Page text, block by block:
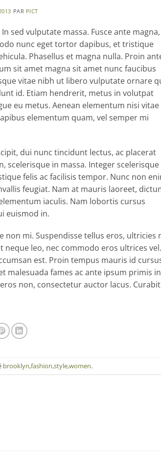
PAR PICT
sed vulputate massa. Fusce ante magna,
nunc eget tortor dapibus, et tristique
Phasellus et magna nulla. Proin
sit amet magna sit amet nunc faucibus
vitae nibh ut libero vulputate ornare
id. Etiam hendrerit, metus in volutpat
eu metus. Aenean elementum nisi vitae
elementum quam, vel semper mi
dui nunc tincidunt lectus, ac placerat
scelerisque in massa. Integer scelerisque
felis ac facilisis tempor. Nunc non
feugiat. Nam at mauris laoreet,
iaculis. Nam lobortis cursus
euismod in.
mi. Suspendisse tellus eros, ultricies
leo, nec commodo eros ultrices vel.
est. Proin tempus mauris id
malesuada fames ac ante ipsum primis in
non, consectetur auctor lacus.
brooklyn,fashion,style,women.